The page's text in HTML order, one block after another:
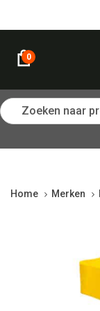
navigation
content
0
Zoeken naar
Home Merken